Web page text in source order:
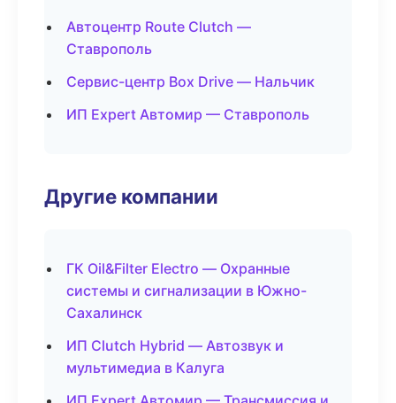
Автоцентр Route Clutch —
Ставрополь
Сервис-центр Box Drive — Нальчик
ИП Expert Автомир — Ставрополь
Другие компании
ГК Oil&Filter Electro — Охранные
системы и сигнализации в Южно-
Сахалинск
ИП Clutch Hybrid — Автозвук и
мультимедиа в Калуга